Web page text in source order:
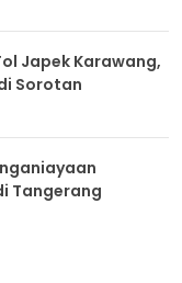
Japek Karawang,
Sorotan
Tangerang